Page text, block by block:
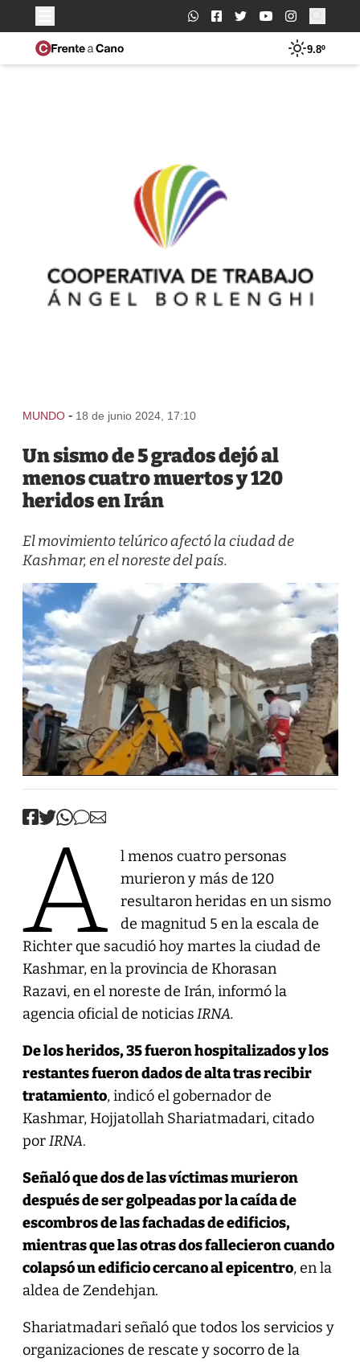
Buscar:
9.8º
MUNDO - 18 de junio 2024, 17:10
Un sismo de 5 grados dejó al
menos cuatro muertos y 120
heridos en Irán
El movimiento telúrico afectó la ciudad de
Kashmar, en el noreste del país.
A
l menos cuatro personas
murieron y más de 120
resultaron heridas en un sismo
de magnitud 5 en la escala de
Richter que sacudió hoy martes la ciudad de
Kashmar, en la provincia de Khorasan
Razavi, en el noreste de Irán, informó la
agencia oficial de noticiasIRNA.
De los heridos, 35 fueron hospitalizados y los
restantes fueron dados de alta tras recibir
tratamiento, indicó el gobernador de
Kashmar, Hojjatollah Shariatmadari, citado
porIRNA.
Señaló que dos de las víctimas murieron
después de ser golpeadas por la caída de
escombros de las fachadas de edificios,
mientras que las otras dos fallecieron cuando
colapsó un edificio cercano al epicentro, en la
aldea de Zendehjan.
Shariatmadari señaló que todos los servicios y
organizaciones de rescate y socorro de la